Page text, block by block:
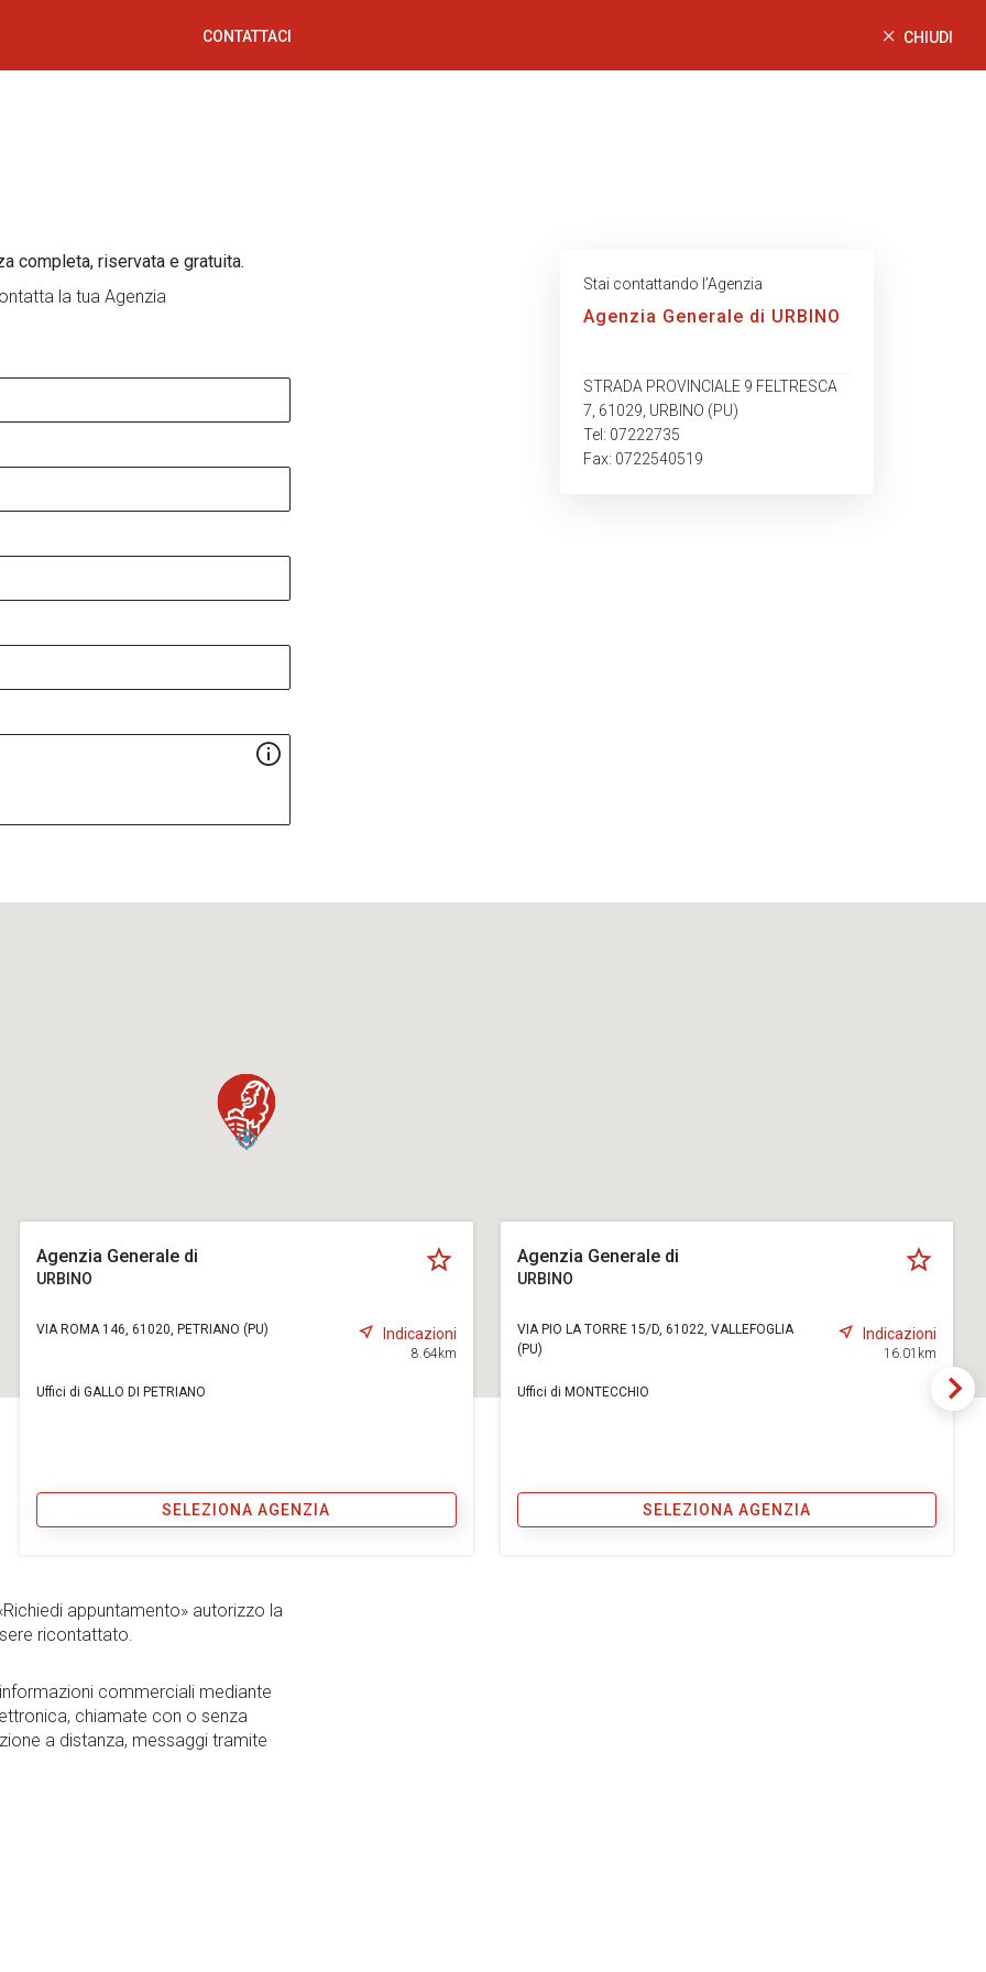
CONTATTACI CHIUDI
completa, riservata e gratuita.
la tua Agenzia
Stai contattando l’Agenzia
Agenzia Generale di URBINO
STRADA PROVINCIALE 9 FELTRESCA
7, 61029, URBINO (PU)
Tel: 07222735
Fax: 0722540519
Agenzia Generale di
URBINO
VIA ROMA 146, 61020, PETRIANO (PU) Indicazioni
8.64km
Uffici di GALLO DI PETRIANO
SELEZIONA AGENZIA
Agenzia Generale di
URBINO
VIA PIO LA TORRE 15/D, 61022, VALLEFOGLIA
(PU)
Indicazioni
16.01km
Uffici di MONTECCHIO
SELEZIONA AGENZIA
appuntamento» autorizzo la
ricontattato.
commerciali mediante
chiamate con o senza
a distanza, messaggi tramite